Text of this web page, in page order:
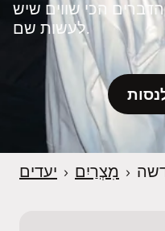
הכי שווים שיש
לעשות שם.
יעדים › מִצְרַיִם ›